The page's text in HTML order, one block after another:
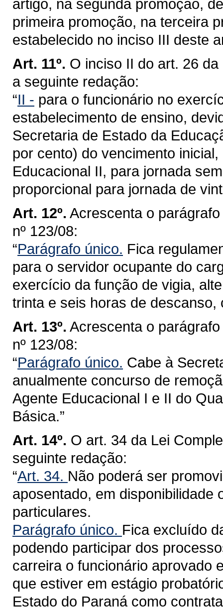
artigo, na segunda promoção,
primeira promoção, na terceira
estabelecido no inciso III deste
Art. 11º. O inciso II do art. 26
a seguinte redação:
“II - para o funcionário no
estabelecimento de ensino,
Secretaria de Estado da
por cento) do vencimento
Educacional II, para jornada
proporcional para jornada de
Art. 12º. Acrescenta o
nº 123/08:
“Parágrafo único. Fica
para o servidor ocupante do
exercício da função de vigia,
trinta e seis horas de descanso,
Art. 13º. Acrescenta o
nº 123/08:
“Parágrafo único. Cabe à
anualmente concurso de
Agente Educacional I e II do
Básica.”
Art. 14º. O art. 34 da Lei
seguinte redação:
“Art. 34. Não poderá ser
aposentado, em disponibilidade
particulares.
Parágrafo único. Fica excluído
podendo participar dos
carreira o funcionário aprovado
que estiver em estágio
Estado do Paraná como